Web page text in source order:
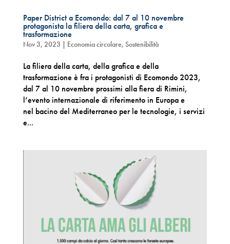
Paper District a Ecomondo: dal 7 al 10 novembre
protagonista la filiera della carta, grafica e
trasformazione
Nov 3, 2023 | Economia circolare, Sostenibilità
La filiera della carta, della grafica e della
trasformazione è fra i protagonisti di Ecomondo 2023,
dal 7 al 10 novembre prossimi alla fiera di Rimini,
l’evento internazionale di riferimento in Europa e
nel bacino del Mediterraneo per le tecnologie, i servizi
e...